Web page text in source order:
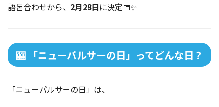
語呂合わせから、 2月28日に決定📅✨
🎰 「ニューパルサーの日」ってどんな日？
「ニューパルサーの日」は、